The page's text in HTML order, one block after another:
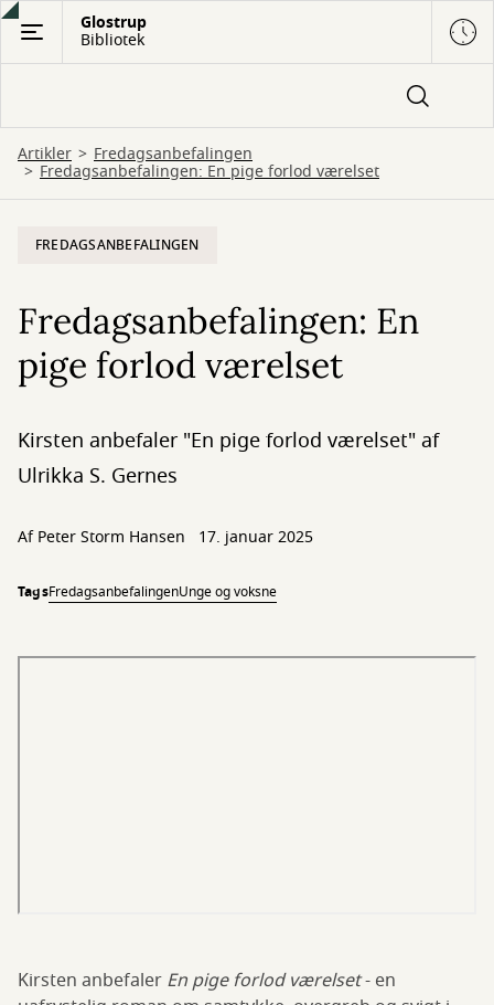
Gå
hovedindhold
Glostrup
Bibliotek
Artikler Fredagsanbefalingen
Fredagsanbefalingen: En pige forlod værelset
FREDAGSANBEFALINGEN
Fredagsanbefalingen: En
pige forlod værelset
Kirsten anbefaler "En pige forlod værelset" af
Ulrikka S. Gernes
AfPeter Storm Hansen 17. januar 2025
TagsFredagsanbefalingenUnge og voksne
Kirsten anbefaler En pige forlod værelset- en